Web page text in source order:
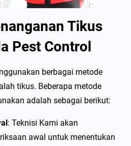
Tikus
Pest Control
berbagai metode
tikus. Beberapa metode
adalah sebagai berikut:
: Teknisi Kami akan
awal untuk menentukan